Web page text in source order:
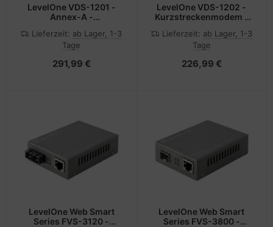
LevelOne VDS-1201 -
Annex-A -
Lieferzeit: ab Lager, 1-3
Tage
291,99 €
LevelOne VDS-1202 -
Kurzstreckenmodem -
over VDSL
Lieferzeit: ab Lager, 1-3
Tage
226,99 €
LevelOne Web Smart
Series FVS-3120 -
LevelOne Web Smart
Series FVS-3800 -